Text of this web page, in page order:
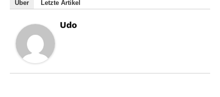
Über Letzte Artikel
Udo